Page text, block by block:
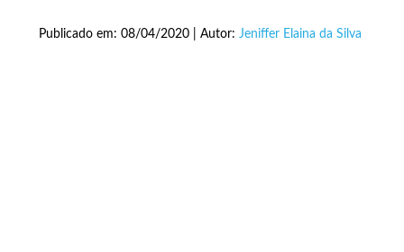
Publicado em: 08/04/2020 | Autor: Jeniffer Elaina da Silva